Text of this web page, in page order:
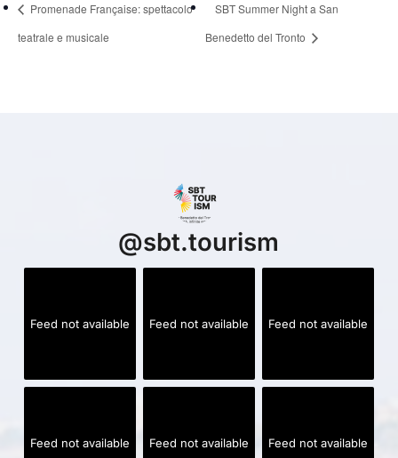
Promenade Française: spettacolo
teatrale e musicale
SBT Summer Night a San
Benedetto del Tronto
@sbt.tourism
Feed not available Feed not available Feed not available
Feed not available Feed not available Feed not available